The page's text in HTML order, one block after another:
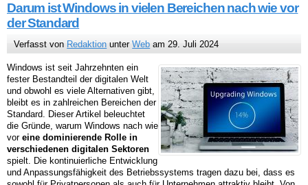
Darum ist Windows in vielen Bereichen nach wie vor
der Standard
Verfasst von Redaktion unterWeb am 29. Juli 2024
Windows ist seit Jahrzehnten ein
fester Bestandteil der digitalen Welt
und obwohl es viele Alternativen gibt,
bleibt es in zahlreichen Bereichen der
Standard. Dieser Artikel beleuchtet
die Gründe, warum Windows nach wie
vor eine dominierende Rolle in
verschiedenen digitalen Sektoren
spielt. Die kontinuierliche Entwicklung
und Anpassungsfähigkeit des Betriebssystems tragen dazu bei, dass es